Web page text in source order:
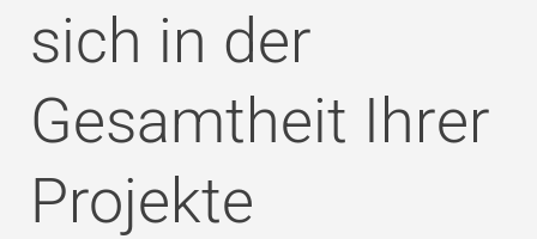
sich in der
Gesamtheit Ihrer
Projekte